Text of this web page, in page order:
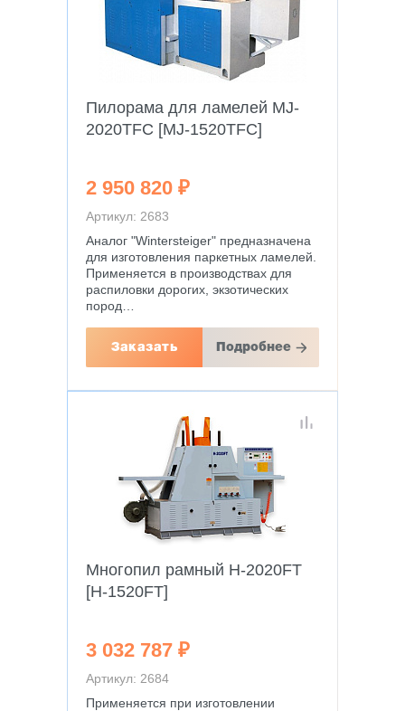
Пилорама для ламелей MJ-
2020TFC [MJ-1520TFC]
2 950 820 ₽
Артикул: 2683
Аналог "Wintersteiger" предназначена
для изготовления паркетных ламелей.
Применяется в производствах для
распиловки дорогих, экзотических
пород…
Заказать Подробнее
Многопил рамный H-2020FT
[H-1520FT]
3 032 787 ₽
Артикул: 2684
Применяется при изготовлении